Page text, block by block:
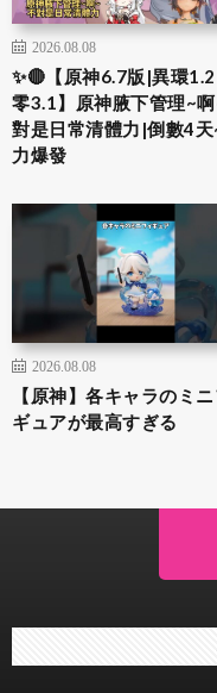
2026.08.08
✨🔴【原神6.7版|異環
零3.1】原神腋下管理~
對是日常清體力|倒數4
力爆發
2026.08.08
【原神】各キャラのミ
ギュアが最高すぎる